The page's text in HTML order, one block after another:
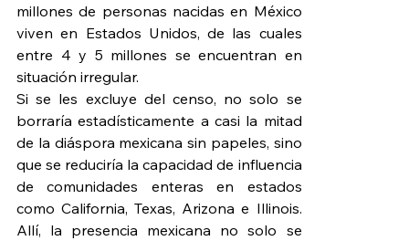
millones de personas nacidas en México
viven en Estados Unidos, de las cuales
entre 4 y 5 millones se encuentran en
situación irregular.
Si se les excluye del censo, no solo se
borraría estadísticamente a casi la mitad
de la diáspora mexicana sin papeles, sino
que se reduciría la capacidad de influencia
de comunidades enteras en estados
como California, Texas, Arizona e Illinois.
Allí, la presencia mexicana no solo se